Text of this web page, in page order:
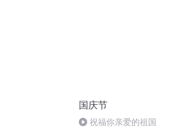
国庆节
祝福你亲爱的祖国